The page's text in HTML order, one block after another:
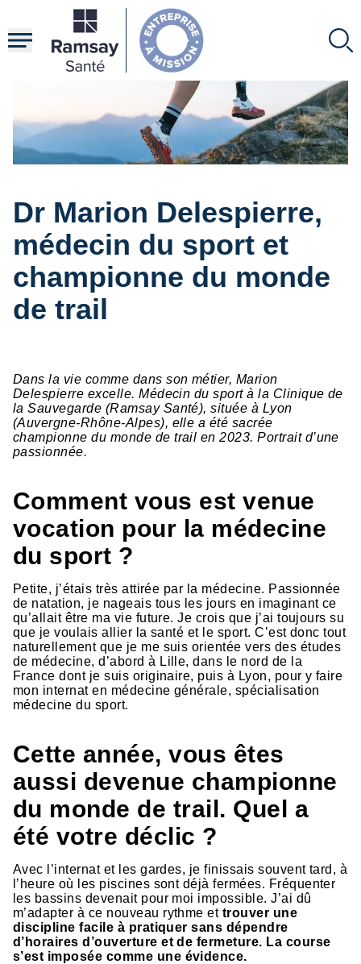
contenu
principal
Dr Marion Delespierre,
médecin du sport et
championne du monde
de trail
Dans la vie comme dans son métier, Marion
Delespierre excelle. Médecin du sport à la Clinique de
la Sauvegarde (Ramsay Santé), située à Lyon
(Auvergne-Rhône-Alpes), elle a été sacrée
championne du monde de trail en 2023. Portrait d’une
passionnée.
Comment vous est venue
vocation pour la médecine
du sport ?
Petite, j’étais très attirée par la médecine. Passionnée
de natation, je nageais tous les jours en imaginant ce
qu’allait être ma vie future. Je crois que j’ai toujours su
que je voulais allier la santé et le sport. C’est donc tout
naturellement que je me suis orientée vers des études
de médecine, d’abord à Lille, dans le nord de la
France dont je suis originaire, puis à Lyon, pour y faire
mon internat en médecine générale, spécialisation
médecine du sport.
Cette année, vous êtes
aussi devenue championne
du monde de trail. Quel a
été votre déclic ?
Avec l’internat et les gardes, je finissais souvent tard, à
l’heure où les piscines sont déjà fermées. Fréquenter
les bassins devenait pour moi impossible. J’ai dû
m’adapter à ce nouveau rythme et trouver une
discipline facile à pratiquer sans dépendre
d’horaires d’ouverture et de fermeture. La course
s’est imposée comme une évidence.